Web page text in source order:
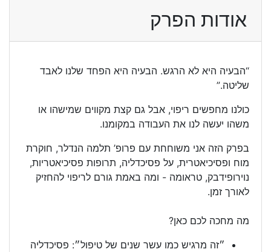
אודות הפרק
“הבעיה היא לא הרגש. הבעיה היא הפחד שלנו לאבד
שליטה.”
כולנו מחפשים ריפוי, אבל גם קצת מקווים שמישהו או
משהו יעשה לנו את העבודה במקומנו.
בפרק הזה אני משוחחת עם פרופ’ תלמה הנדלר, חוקרת
מוח ופסיכיאטרית, על פסיכדליה, תרופות פסיכיאטריות,
נוירופידבק, טראומה - ומה באמת גורם לריפוי להחזיק
לאורך זמן.
מה מחכה לכם כאן?
״זה מרגיש כמו עשר שנים של טיפול״: פסיכדליה